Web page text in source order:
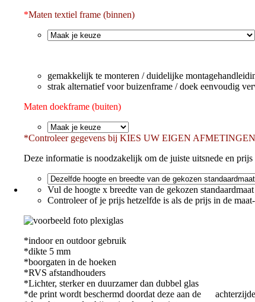
*Maten textiel frame (binnen)
gemakkelijk te monteren / duidelijke
strak alternatief voor buizenframe / doek eenvoudig
Maten doekframe (buiten)
*Controleer gegevens bij KIES UW EIGEN AFMETINGEN
Deze informatie is noodzakelijk om de juiste uitsnede en
Vul de hoogte x breedte van de gekozen
Controleer of je prijs hetzelfde is als de prijs in de
*indoor en outdoor gebruik
*dikte 5 mm
*boorgaten in de hoeken
*RVS afstandhouders
*Lichter, sterker en duurzamer dan dubbel glas
*de print wordt beschermd doordat deze aan de